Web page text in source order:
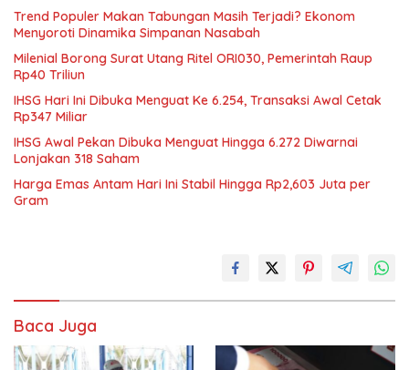
Trend Populer Makan Tabungan Masih Terjadi? Ekonom
Menyoroti Dinamika Simpanan Nasabah
Milenial Borong Surat Utang Ritel ORI030, Pemerintah Raup
Rp40 Triliun
IHSG Hari Ini Dibuka Menguat Ke 6.254, Transaksi Awal Cetak
Rp347 Miliar
IHSG Awal Pekan Dibuka Menguat Hingga 6.272 Diwarnai
Lonjakan 318 Saham
Harga Emas Antam Hari Ini Stabil Hingga Rp2,603 Juta per
Gram
Baca Juga